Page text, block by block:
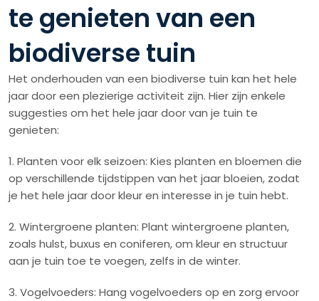
te genieten van een
biodiverse tuin
Het onderhouden van een biodiverse tuin kan het hele
jaar door een plezierige activiteit zijn. Hier zijn enkele
suggesties om het hele jaar door van je tuin te
genieten:
1. Planten voor elk seizoen: Kies planten en bloemen die
op verschillende tijdstippen van het jaar bloeien, zodat
je het hele jaar door kleur en interesse in je tuin hebt.
2. Wintergroene planten: Plant wintergroene planten,
zoals hulst, buxus en coniferen, om kleur en structuur
aan je tuin toe te voegen, zelfs in de winter.
3. Vogelvoeders: Hang vogelvoeders op en zorg ervoor